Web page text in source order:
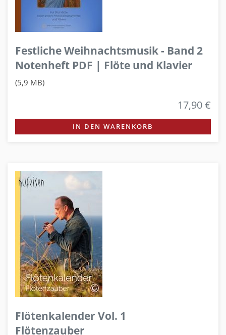
Festliche Weihnachtsmusik - Band 2
Notenheft PDF | Flöte und Klavier
(5,9 MB)
17,90 €
IN DEN WARENKORB
Flötenkalender Vol. 1
Flötenzauber